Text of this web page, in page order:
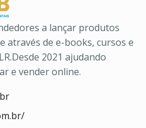
a lançar produtos
através de e-books, cursos e
2021 ajudando
e vender online.